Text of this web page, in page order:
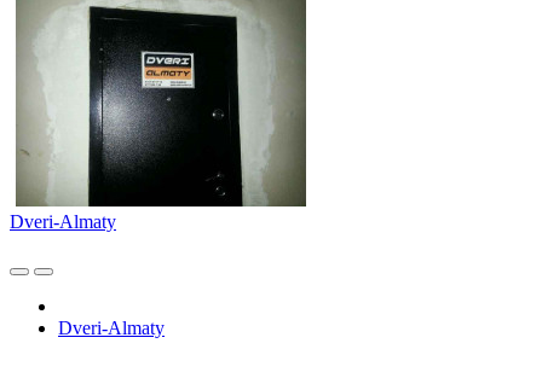
Dveri-Almaty
Dveri-Almaty